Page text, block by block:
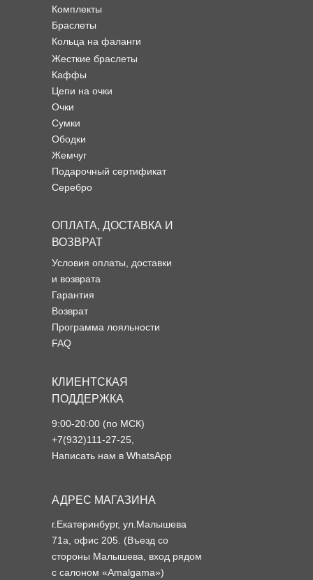
Комплекты
Браслеты
Кольца на фаланги
Условия оплаты, доставки
и возврата
Гарантия
Возврат
Программа лояльности
FAQ
ОПЛАТА, ДОСТАВКА И
ВОЗВРАТ
КЛИЕНТСКАЯ
ПОДДЕРЖКА
Жесткие браслеты
Каффы
Цепи на очки
Очки
Сумки
Ободки
Жемчуг
Подарочный сертификат
Серебро
АДРЕС МАГАЗИНА
г.Екатеринбург, ул.Малышева
71а, офис 205. (Въезд со
стороны Малышева, вход рядом
с салоном «Amalgama»)
9:00-20:00 (по МСК)
+7(932)111-27-25,
Написать нам в WhatsApp